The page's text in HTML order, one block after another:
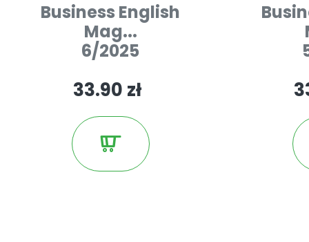
Business English
Mag...
6/2025
33.90 zł